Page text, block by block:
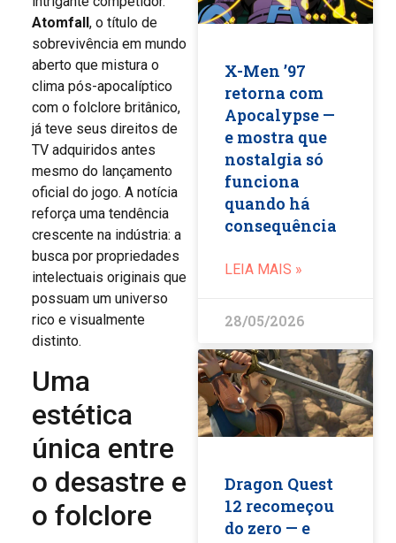
Atomfall, o título de
sobrevivência em mundo
aberto que mistura o
clima pós-apocalíptico
com o folclore britânico,
já teve seus direitos de
TV adquiridos antes
mesmo do lançamento
oficial do jogo. A notícia
reforça uma tendência
crescente na indústria: a
busca por propriedades
intelectuais originais que
possuam um universo
rico e visualmente
distinto.
Uma
estética
única entre
o desastre e
o folclore
X-Men ’97
retorna com
Apocalypse —
e mostra que
nostalgia só
funciona
quando há
consequência
LEIA MAIS »
28/05/2026
Dragon Quest
12 recomeçou
do zero — e